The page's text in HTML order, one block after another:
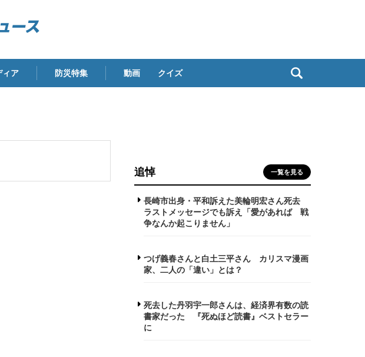
ィア 防災特集 動画 クイズ
追悼 一覧を見る
長崎市出身・平和訴えた美輪明宏さん死去
ラストメッセージでも訴え「愛があれば 戦
争なんか起こりません」
つげ義春さんと白土三平さん カリスマ漫画
家、二人の「違い」とは？
死去した丹羽宇一郎さんは、経済界有数の読
書家だった 『死ぬほど読書』ベストセラー
に